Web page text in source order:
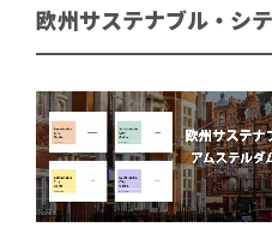
欧州サステナブル・シ